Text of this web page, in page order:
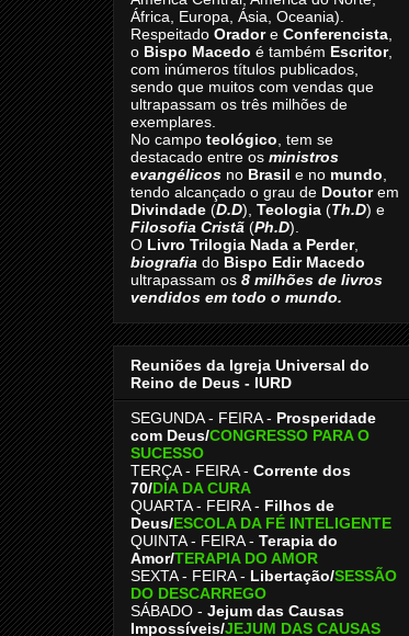
África, Europa, Ásia, Oceania).
Respeitado Oradore Conferencista,
o Bispo Macedo é também Escritor,
com inúmeros títulos publicados,
sendo que muitos com vendas que
ultrapassam os três milhões de
exemplares.
No campo teológico, tem se
destacado entre os ministros
evangélicos no Brasil e no mundo,
tendo alcançado o grau de Doutorem
Divindade (D.D), Teologia (Th.D) e
Filosofia Cristã (Ph.D).
O Livro Trilogia Nada a Perder,
biografia do Bispo Edir Macedo
ultrapassam os 8 milhões de livros
vendidos em todo o mundo.
Reuniões da Igreja Universal do
Reino de Deus - IURD
SEGUNDA - FEIRA - Prosperidade
com Deus/CONGRESSO PARA O
SUCESSO
TERÇA - FEIRA - Corrente dos
70/DIA DA CURA
QUARTA - FEIRA - Filhos de
Deus/ESCOLA DA FÉ INTELIGENTE
QUINTA - FEIRA - Terapia do
Amor/TERAPIA DO AMOR
SEXTA - FEIRA - Libertação/SESSÃO
DO DESCARREGO
SÁBADO - Jejum das Causas
Impossíveis/JEJUM DAS CAUSAS